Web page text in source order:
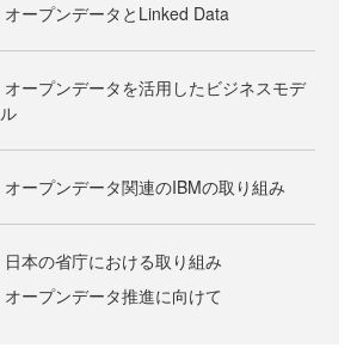
オープンデータとLinked Data
オープンデータを活用したビジネスモデ
ル
オープンデータ関連のIBMの取り組み
日本の省庁における取り組み
オープンデータ推進に向けて